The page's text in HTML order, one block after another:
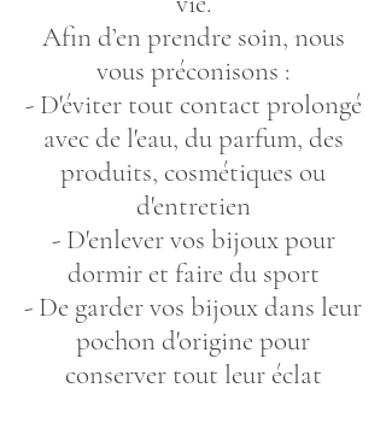
Afin d’en prendre soin, nous
vous préconisons :
- D'éviter tout contact prolongé
avec de l'eau, du parfum, des
produits, cosmétiques ou
d'entretien
- D'enlever vos bijoux pour
dormir et faire du sport
- De garder vos bijoux dans leur
pochon d'origine pour
conserver tout leur éclat